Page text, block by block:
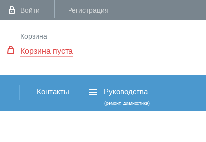
Войти Регистрация
Корзина
Корзина пуста
Контакты Руководства
(ремонт, диагностика)